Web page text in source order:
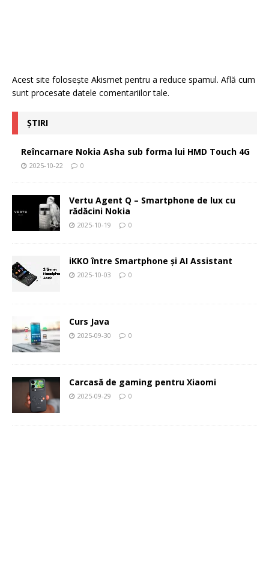
Acest site folosește Akismet pentru a reduce spamul. Află cum
sunt procesate datele comentariilor tale.
ȘTIRI
Reîncarnare Nokia Asha sub forma lui HMD Touch 4G
2025-10-22 0
Vertu Agent Q – Smartphone de lux cu
rădăcini Nokia
2025-10-19 0
iKKO între Smartphone și AI Assistant
2025-10-03 0
Curs Java
2025-09-30 0
Carcasă de gaming pentru Xiaomi
2025-09-29 0